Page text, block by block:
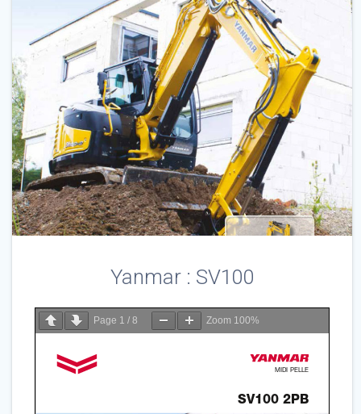
Yanmar : SV100
Page 1 / 8 Zoom 100%